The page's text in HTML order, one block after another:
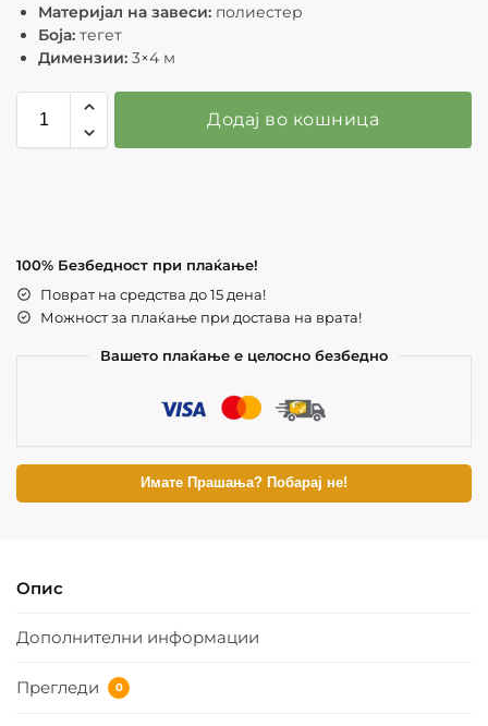
Материјал на завеси: полиестер
Боја: тегет
Димензии: 3×4 м
Додај во кошница
100% Безбедност при плаќање!
Поврат на средства до 15 дена!
Можност за плаќање при достава на врата!
Вашето плаќање е целосно безбедно
Имате Прашања? Побарај не!
Опис
Дополнителни информации
Прегледи 0